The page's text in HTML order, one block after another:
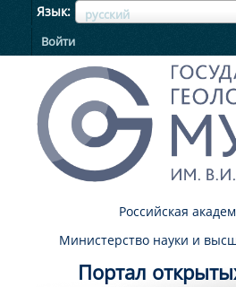
Язык русский
ЯзыкЯзык
Войти
Российская
Министерство науки и
Портал